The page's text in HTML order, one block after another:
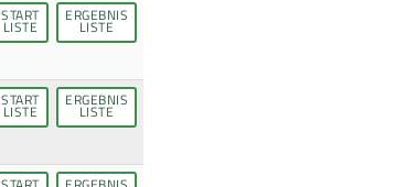
START
LISTE
ERGEBNIS
LISTE
START
LISTE
ERGEBNIS
LISTE